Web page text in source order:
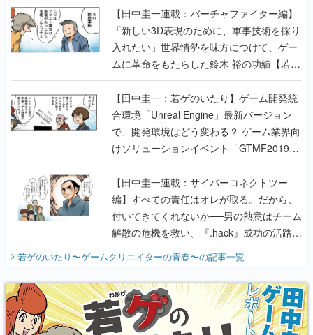
ムに革命をもたらした鈴木 裕の功績【若ゲ
のいたり】
【田中圭一：若ゲのいたり】ゲーム開発統
合環境「Unreal Engine」最新バージョン
で、開発環境はどう変わる？ ゲーム業界向
けソリューションイベント「GTMF2019」
に行って、より理解を深めよう【PR】
【田中圭一連載：サイバーコネクトツー
編】すべての責任はオレが取る。だから、
付いてきてくれないか──男の熱意はチーム
解散の危機を救い、『.hack』成功の活路を
開く。業界の快男児・松山 洋に流れる血は
『少年ジャンプ』色だった【若ゲのいた
り】
若ゲのいたり〜ゲームクリエイターの青春〜の記事一覧